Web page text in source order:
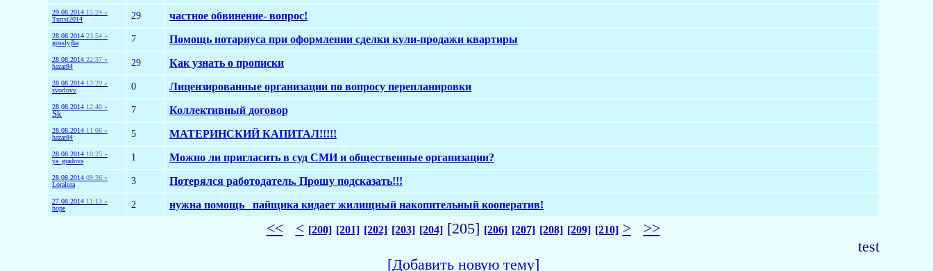
29.08.2014 15:24 »
Turist2014
29 частное обвинение- вопрос!
28.08.2014 23:54 »
gosslyjba
7 Помощь нотариуса при оформлении сделки кули-продажи квартиры
28.08.2014 22:37 »
hazar84
29 Как узнать о прописки
28.08.2014 13:29 »
svorlovv
0 Лицензированные организации по вопросу перепланировки
28.08.2014 12:40 »
Sk 7 Коллективный договор
28.08.2014 11:06 »
hazar84
5 МАТЕРИНСКИЙ КАПИТАЛ!!!!!
28.08.2014 10:25 »
ya_gradova
1 Можно ли пригласить в суд СМИ и общественные организации?
28.08.2014 09:36 »
Loralora
3 Потерялся работодатель. Прошу подсказать!!!
27.08.2014 11:13 »
hope
2 нужна помощь_ пайщика кидает жилищный накопительный кооператив!
<< < [200] [201] [202] [203] [204][205] [206] [207] [208] [209] [210] >
>>
test
[Добавить новую тему]